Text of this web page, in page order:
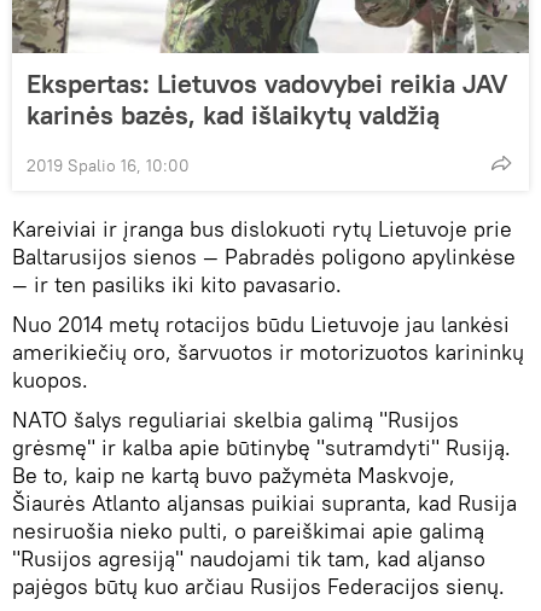
Ekspertas: Lietuvos vadovybei reikia JAV
karinės bazės, kad išlaikytų valdžią
2019 Spalio 16, 10:00
Kareiviai ir įranga bus dislokuoti rytų Lietuvoje prie
Baltarusijos sienos — Pabradės poligono apylinkėse
— ir ten pasiliks iki kito pavasario.
Nuo 2014 metų rotacijos būdu Lietuvoje jau lankėsi
amerikiečių oro, šarvuotos ir motorizuotos karininkų
kuopos.
NATO šalys reguliariai skelbia galimą "Rusijos
grėsmę" ir kalba apie būtinybę "sutramdyti" Rusiją.
Be to, kaip ne kartą buvo pažymėta Maskvoje,
Šiaurės Atlanto aljansas puikiai supranta, kad Rusija
nesiruošia nieko pulti, o pareiškimai apie galimą
"Rusijos agresiją" naudojami tik tam, kad aljanso
pajėgos būtų kuo arčiau Rusijos Federacijos sienų.